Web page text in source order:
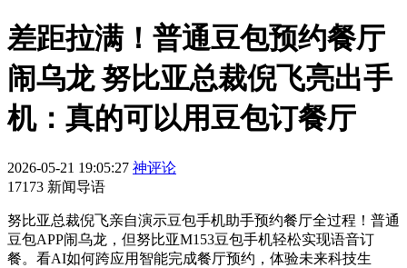
差距拉满！普通豆包预约餐厅
闹乌龙 努比亚总裁倪飞亮出手
机：真的可以用豆包订餐厅
2026-05-21 19:05:27 神评论
17173 新闻导语
努比亚总裁倪飞亲自演示豆包手机助手预约餐厅全过程！普通
豆包APP闹乌龙，但努比亚M153豆包手机轻松实现语音订
餐。看AI如何跨应用智能完成餐厅预约，体验未来科技生